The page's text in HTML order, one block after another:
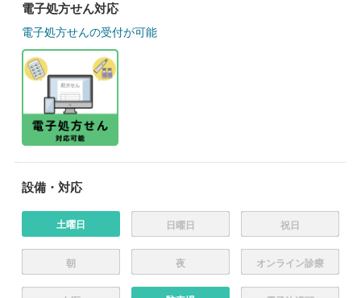
電子処方せん対応
電子処方せんの受付が可能
設備・対応
土曜日 日曜日 祝日
朝 夜 オンライン診療